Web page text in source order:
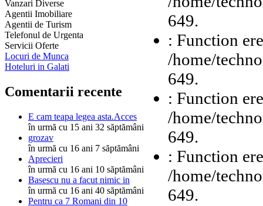
Vanzari Diverse
Agentii Imobiliare
Agentii de Turism
Telefonul de Urgenta
Servicii Oferte
Locuri de Munca
Hoteluri in Galati
Comentarii recente
E cam teapa legea asta.Acces
în urmă cu 15 ani 32 săptămâni
grozav
în urmă cu 16 ani 7 săptămâni
Aprecieri
în urmă cu 16 ani 10 săptămâni
Basescu nu a facut nimic in
în urmă cu 16 ani 40 săptămâni
Pentru ca 7 Romani din 10
649.
: Function
/home/
649.
: Function
/home/
649.
: Function
/home/
649.